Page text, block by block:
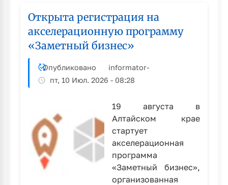
приглашают
принять
участие
семинаре
Открыта регистрация на
акселерационную программу
«Заметный бизнес»
Опубликовано informator-
пт, 10 Июл. 2026 - 08:28
19 августа в
Алтайском крае
стартует
акселерационная
программа
«Заметный бизнес»,
организованная